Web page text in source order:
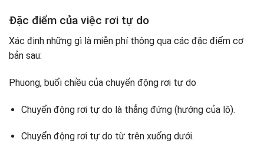
Đặc điểm của việc rơi tự do
Xác định những gì là miễn phí thông qua các đặc điểm cơ
bản sau:
Phuong, buổi chiều của chuyển động rơi tự do
Chuyển động rơi tự do là thẳng đứng (hướng của lô).
Chuyển động rơi tự do từ trên xuống dưới.